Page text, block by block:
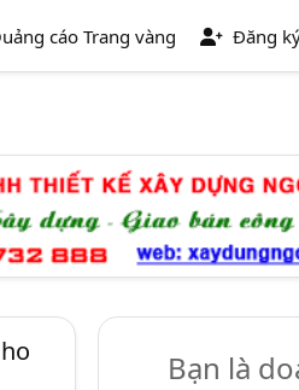
cáo Trang vàng Đăng
Bạn là